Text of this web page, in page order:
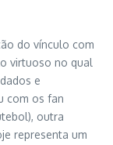
do vínculo com
virtuoso no qual
e
com os fan
outra
representa um